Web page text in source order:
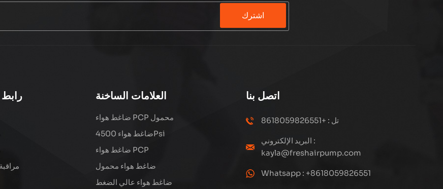
اشترك
العلامات الساخنة
ضاغط هواء PCP محمول
ضاغط هواء 4500Psi
ضاغط هواء PCP
ضاغط هواء محمول
ضاغط هواء عالي الضغط
اتصل بنا
تل : +8618059826551
البريد الإلكتروني :
kayla@freshairpump.com
Whatsapp : +8618059826551